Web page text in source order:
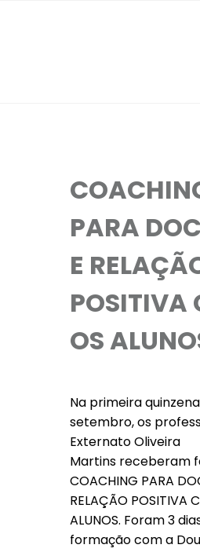
PARA
E
POSITIVA
OS
Na primeira
setembro, os
Externato Oliveira
Martins receberam
COACHING PARA
RELAÇÃO POSITIVA
ALUNOS. Foram 3
formação com a